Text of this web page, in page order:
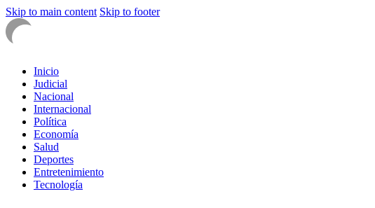
Skip to main content Skip to footer
Inicio
Judicial
Nacional
Internacional
Política
Economía
Salud
Deportes
Entretenimiento
Tecnología